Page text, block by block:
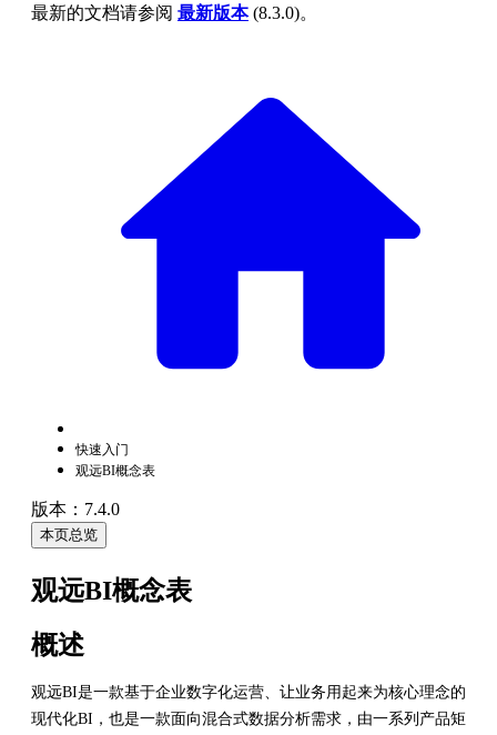
最新的文档请参阅 最新版本(8.3.0)。
快速入门
观远BI概念表
版本：7.4.0
本页总览
观远BI概念表
概述
观远BI是一款基于企业数字化运营、让业务用起来为核心理念的
现代化BI，也是一款面向混合式数据分析需求，由一系列产品矩